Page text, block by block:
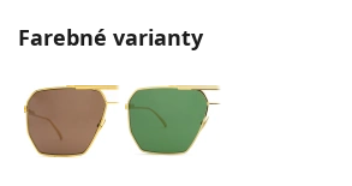
Všetky značky
Farebné varianty